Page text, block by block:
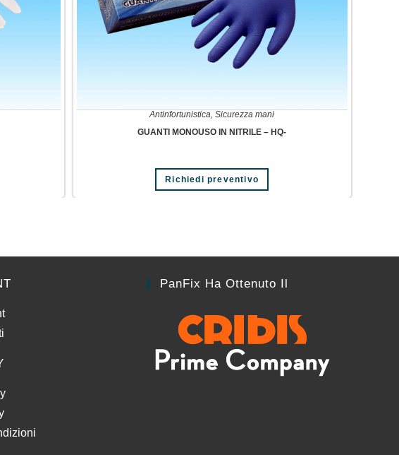
Antinfortunistica,Sicurezza mani
GUANTI MONOUSO IN NITRILE – HQ-
Richiedi preventivo
PanFix Ha Ottenuto Il